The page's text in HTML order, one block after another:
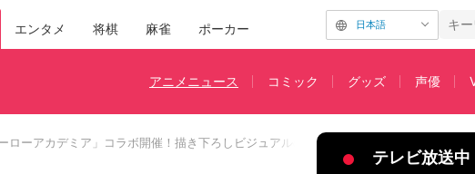
エンタメ 将棋 麻雀 ポーカー 日本語
アニメニュース コミック グッズ 声優
ローアカデミア」コラボ開催！描き下ろしビジュアルのアクリルスタンドも
テレビ放送中